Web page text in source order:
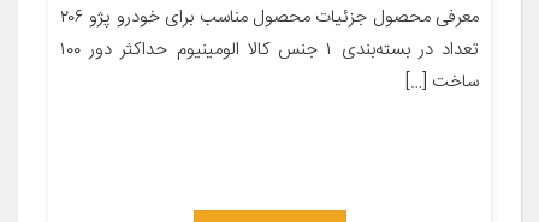
معرفی محصول جزئیات محصول مناسب برای خودرو پژو ۲۰۶
تعداد در بسته‌بندی ۱ جنس کالا الومینیوم حداکثر دور ۱۰۰
ساخت […]